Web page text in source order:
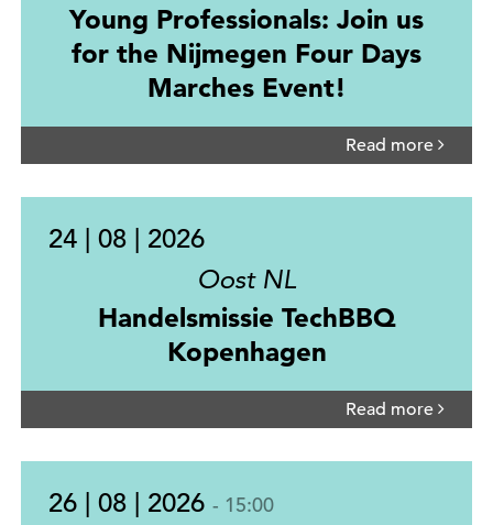
Young Professionals: Join us
for the Nijmegen Four Days
Marches Event!
Read more
24 | 08 | 2026
Oost NL
Handelsmissie TechBBQ
Kopenhagen
Read more
26 | 08 | 2026 - 15:00